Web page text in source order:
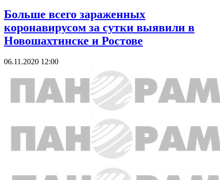
Больше всего зараженных
коронавирусом за сутки выявили в
Новошахтинске и Ростове
06.11.2020 12:00